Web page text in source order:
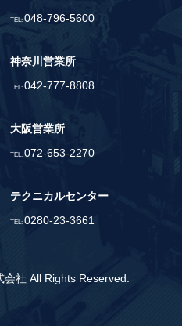
TEL:048-796-5600
神奈川営業所
TEL:042-777-8808
大阪営業所
TEL:072-653-2270
テクニカルセンター
TEL:0280-23-3661
社 All Rights Reserved.